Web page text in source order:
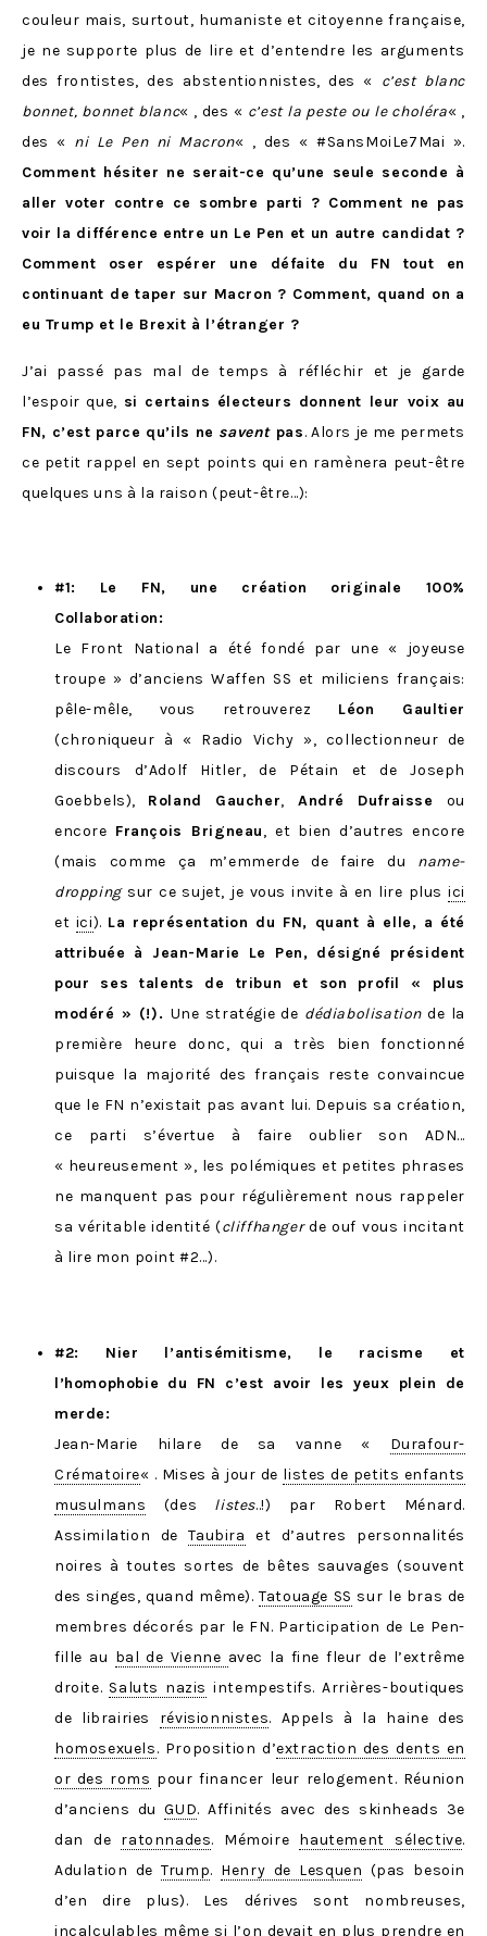
couleur mais, surtout, humaniste et citoyenne française,
je ne supporte plus de lire et d’entendre les arguments
des frontistes, des abstentionnistes, des « c’est blanc
bonnet, bonnet blanc« , des « c’est la peste ou le choléra« ,
des « ni Le Pen ni Macron« , des « #SansMoiLe7Mai ».
Comment hésiter ne serait-ce qu’une seule seconde à
aller voter contre ce sombre parti ? Comment ne pas
voir la différence entre un Le Pen et un autre candidat ?
Comment oser espérer une défaite du FN tout en
continuant de taper sur Macron ? Comment, quand on a
eu Trump et le Brexit à l’étranger ?
J’ai passé pas mal de temps à réfléchir et je garde
l’espoir que, si certains électeurs donnent leur voix au
FN, c’est parce qu’ils ne savent pas. Alors je me permets
ce petit rappel en sept points qui en ramènera peut-être
quelques uns à la raison (peut-être…):
#1: Le FN, une création originale 100%
Collaboration:
Le Front National a été fondé par une « joyeuse
troupe » d’anciens Waffen SS et miliciens français:
pêle-mêle, vous retrouverez Léon Gaultier
(chroniqueur à « Radio Vichy », collectionneur de
discours d’Adolf Hitler, de Pétain et de Joseph
Goebbels), Roland Gaucher, André Dufraisse ou
encore François Brigneau, et bien d’autres encore
(mais comme ça m’emmerde de faire du name-
droppingsur ce sujet, je vous invite à en lire plusici
et ici). La représentation du FN, quant à elle, a été
attribuée à Jean-Marie Le Pen, désigné président
pour ses talents de tribun et son profil « plus
modéré » (!). Une stratégie de dédiabolisationde la
première heure donc, qui a très bien fonctionné
puisque la majorité des français reste convaincue
que le FN n’existait pas avant lui. Depuis sa création,
ce parti s’évertue à faire oublier son ADN…
« heureusement », les polémiques et petites phrases
ne manquent pas pour régulièrement nous rappeler
sa véritable identité (cliffhangerde ouf vous incitant
à lire mon point #2…).
#2: Nier l’antisémitisme, le racisme et
l’homophobie du FN c’est avoir les yeux plein de
merde:
Jean-Marie hilare de sa vanne « Durafour-
Crématoire« . Mises à jour de listes de petits enfants
musulmans (des listes..!) par Robert Ménard.
Assimilation deTaubira et d’autres personnalités
noires à toutes sortes de bêtes sauvages (souvent
des singes, quand même).Tatouage SS sur le bras de
membres décorés par le FN. Participation de Le Pen-
fille au bal de Vienne avec la fine fleur de l’extrême
droite. Saluts nazis intempestifs. Arrières-boutiques
de librairies révisionnistes. Appels à la haine des
homosexuels. Proposition d’extraction des dents en
or des roms pour financer leur relogement. Réunion
d’anciens duGUD. Affinités avec des skinheads 3e
dan de ratonnades. Mémoire hautement sélective.
Adulation deTrump. Henry de Lesquen (pas besoin
d’en dire plus). Les dérives sont nombreuses,
incalculables même si l’on devait en plus prendre en